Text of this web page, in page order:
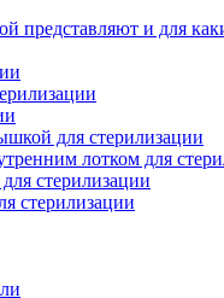
представляют и для
для стерилизации
лотком для
стерилизации
стерилизации